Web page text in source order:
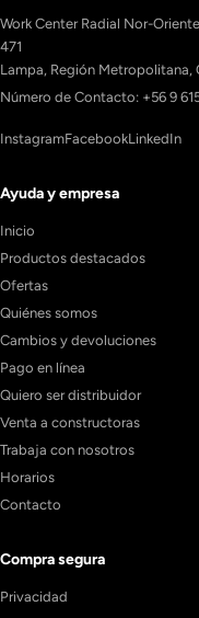
Work Center Radial Nor-
471
Lampa, Región Metropolitana,
Número de Contacto: +56 9
InstagramFacebookLinkedIn
Ayuda y empresa
Inicio
Productos destacados
Ofertas
Quiénes somos
Cambios y devoluciones
Pago en línea
Quiero ser distribuidor
Venta a constructoras
Trabaja con nosotros
Horarios
Contacto
Compra segura
Privacidad